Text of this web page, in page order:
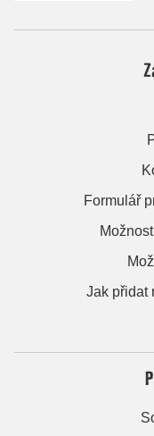
Formulář
Jak přidat